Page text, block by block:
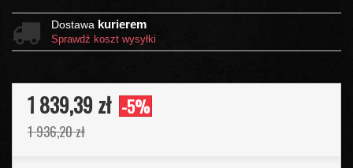
Dostawa kurierem
Sprawdź koszt wysyłki
1 839,39 zł -5%
1 936,20 zł